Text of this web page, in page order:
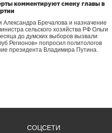
комментируют смену главы в
Александра Бречалова и назначение
сельского хозяйства РФ Ольги
до думских выборов вызвали
Регионов» попросил политологов
президента Владимира Путина.
СОЦСЕТИ